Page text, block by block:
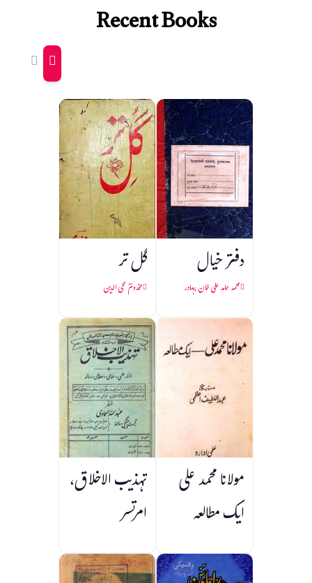
Recent Books
دفتر خیال
محمد حامد علی خان بہادر
گل تر
مخدومؔ محی الدین
مولانا محمد علی
ایک مطالعہ
تہذیب الاخلاق،
امرتسر